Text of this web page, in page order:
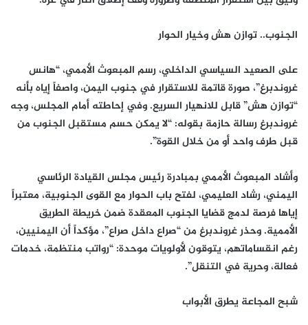
الجنوب.. توازن هش وخيار الحوار
على الصعيد السياسي الداخلي، رسم المبعوث الأممي، “هانس
غروندبرغ”، صورة قاتمة للاستقرار في جنوب اليمن، واصفاً إياه بأنه
“توازن هش” قابل للانهيار السريع. وفي إحاطته أمام المجلس، وجه
غروندبرغ رسالة حازمة بقوله: “لا يمكن حسم مستقبل الجنوب من
قبل طرف واحد أو من خلال القوة”.
وأشاد المبعوث الأممي بمبادرة رئيس مجلس القيادة الرئاسي
اليمني، رشاد العليمي، لفتح باب الحوار مع القوى الجنوبية، معتبراً
إياها فرصة لدمج قضايا الجنوب المعقدة ضمن خريطة الطريق
الأممية. وحذر غروندبرغ من “صراع داخل صراع”، مؤكداً أن اليمنيين،
رغم انقساماتهم، يتوقون لأولويات موحدة: “رواتب منتظمة، خدمات
فعالة، وحرية في التنقل”.
شبح المجاعة يطرق الأبواب